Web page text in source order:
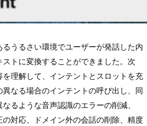
うるさい環境でユーザーが発話した内
トに変換することができました。次
理解して、インテントとスロットを充
なる場合のインテントの呼び出し、同
るような音声認識のエラーの削減、
対応、ドメイン外の会話の削除、精度